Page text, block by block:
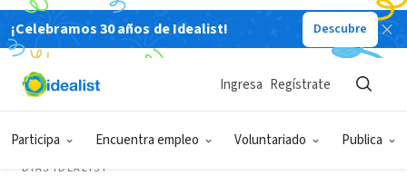
¡Celebramos 30 años de Idealist! Descubre
Participa Encuentra empleo Voluntariado Publica
Ingresa Regístrate
DÍAS IDEALIST